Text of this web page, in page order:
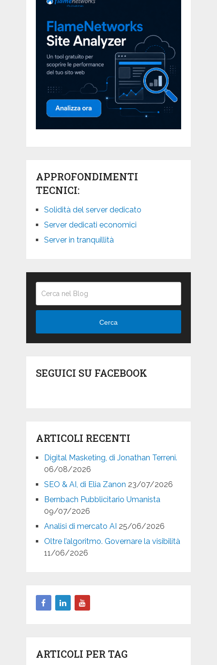
APPROFONDIMENTI
TECNICI:
Solidità del server dedicato
Server dedicati economici
Server in tranquillità
Cerca
SEGUICI SU FACEBOOK
ARTICOLI RECENTI
Digital Masketing, di Jonathan Terreni.
06/08/2026
SEO & AI, di Elia Zanon 23/07/2026
Bernbach Pubblicitario Umanista
09/07/2026
Analisi di mercato AI 25/06/2026
Oltre l’algoritmo. Governare la visibilità
11/06/2026
ARTICOLI PER TAG